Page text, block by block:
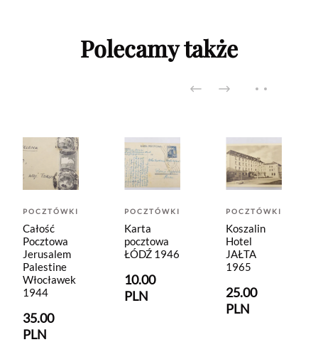
Polecamy także
POCZTÓWKI
Całość
Pocztowa
Jerusalem
Palestine
Włocławek
1944
35.00
PLN
POCZTÓWKI
Karta
pocztowa
ŁÓDŹ 1946
10.00
PLN
POCZTÓWKI
Koszalin
Hotel
JAŁTA
1965
25.00
PLN